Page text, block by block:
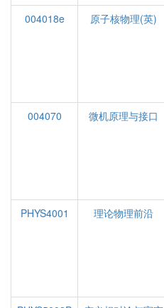
004018e
原子核物理(英)
004070
微机原理与接口
PHYS4001
理论物理前沿